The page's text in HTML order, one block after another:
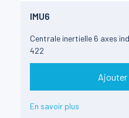
IMU6
Centrale inertielle 6 axes
422
Ajouter
En savoir plus